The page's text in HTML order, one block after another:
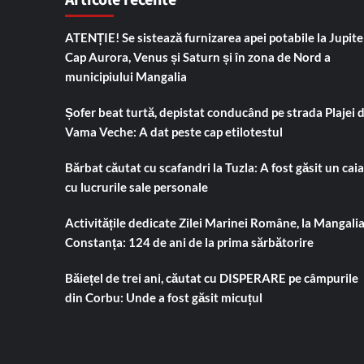
ATENȚIE! Se sistează furnizarea apei potabile la
Cap Aurora, Venus și Saturn și în zona de Nord a
municipiului Mangalia
Șofer beat turtă, depistat conducând pe strada Plajei
Vama Veche: A dat peste cap etilotestul
Bărbat căutat cu scafandri la Tuzla: A fost găsit un
cu lucrurile sale personale
Activitățile dedicate Zilei Marinei Române, la
Constanța: 124 de ani de la prima sărbătorire
Băiețel de trei ani, căutat cu DISPERARE pe câmpurile
din Corbu: Unde a fost găsit micuțul